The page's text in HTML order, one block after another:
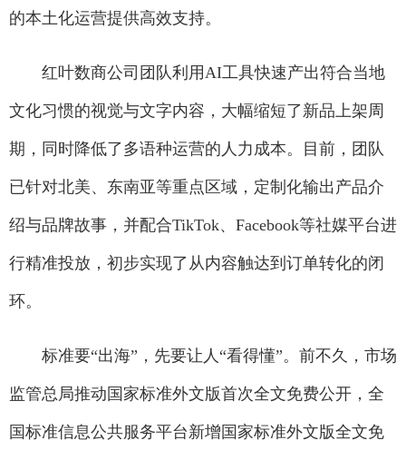
的本土化运营提供高效支持。
红叶数商公司团队利用AI工具快速产出符合当地
文化习惯的视觉与文字内容，大幅缩短了新品上架周
期，同时降低了多语种运营的人力成本。目前，团队
已针对北美、东南亚等重点区域，定制化输出产品介
绍与品牌故事，并配合TikTok、Facebook等社媒平台进
行精准投放，初步实现了从内容触达到订单转化的闭
环。
标准要“出海”，先要让人“看得懂”。前不久，市场
监管总局推动国家标准外文版首次全文免费公开，全
国标准信息公共服务平台新增国家标准外文版全文免